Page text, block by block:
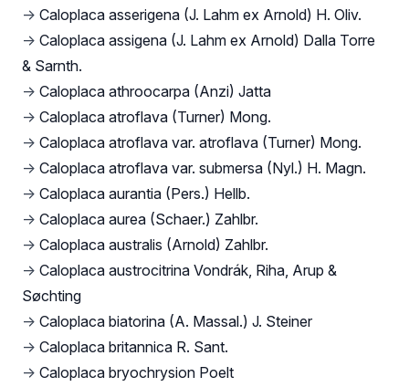
→ Caloplaca asserigena (J. Lahm ex Arnold) H. Oliv.
→ Caloplaca assigena (J. Lahm ex Arnold) Dalla Torre
& Sarnth.
→ Caloplaca athroocarpa (Anzi) Jatta
→ Caloplaca atroflava (Turner) Mong.
→ Caloplaca atroflava var. atroflava (Turner) Mong.
→ Caloplaca atroflava var. submersa (Nyl.) H. Magn.
→ Caloplaca aurantia (Pers.) Hellb.
→ Caloplaca aurea (Schaer.) Zahlbr.
→ Caloplaca australis (Arnold) Zahlbr.
→ Caloplaca austrocitrina Vondrák, Riha, Arup &
Søchting
→ Caloplaca biatorina (A. Massal.) J. Steiner
→ Caloplaca britannica R. Sant.
→ Caloplaca bryochrysion Poelt